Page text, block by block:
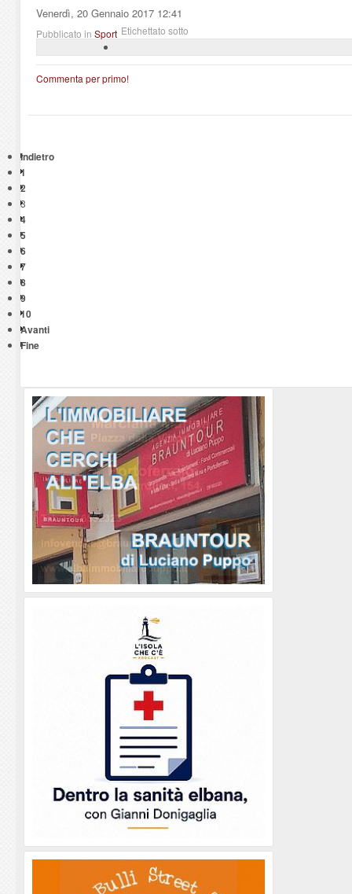
Venerdì, 20 Gennaio 2017 12:41
Pubblicato in Sport Etichettato sotto
Commenta per primo!
Indietro
1
2
3
4
5
6
7
8
9
10
Avanti
Fine